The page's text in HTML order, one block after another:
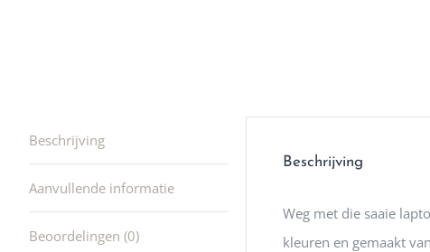
ook heel
Beschrijving
Aanvullende informatie
Beoordelingen (0)
Beschrijving
Weg met die saaie
kleuren en gemaakt